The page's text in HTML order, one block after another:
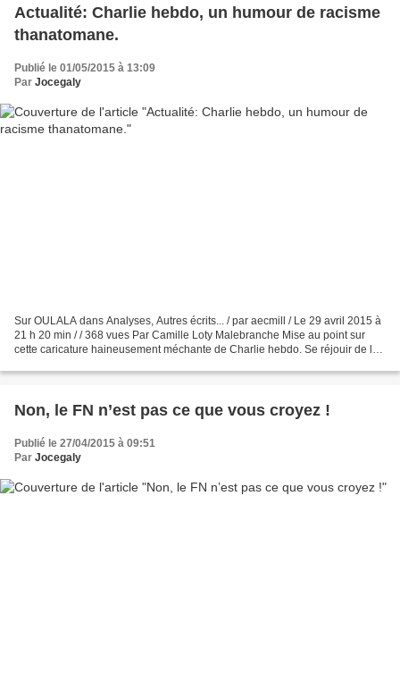
Actualité: Charlie hebdo, un humour de racisme
thanatomane.
Publié le 01/05/2015 à 13:09
Par Jocegaly
Sur OULALA dans Analyses, Autres écrits... / par aecmill / Le 29 avril 2015 à
21 h 20 min / / 368 vues Par Camille Loty Malebranche Mise au point sur
cette caricature haineusement méchante de Charlie hebdo. Se réjouir de la
Non, le FN n’est pas ce que vous croyez !
Publié le 27/04/2015 à 09:51
Par Jocegaly